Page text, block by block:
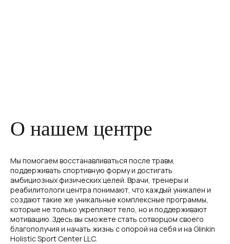
О нашем центре
Мы помогаем восстанавливаться после травм,
поддерживать спортивную форму и достигать
амбициозных физических целей. Врачи, тренеры и
реабилитологи центра понимают, что каждый уникален и
создают такие же уникальные комплексные программы,
которые не только укрепляют тело, но и поддерживают
мотивацию. Здесь вы сможете стать сотворцом своего
благополучия и начать жизнь с опорой на себя и на Glinkin
Holistic Sport Center LLC.